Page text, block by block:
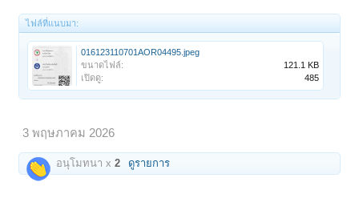
ไฟล์ที่แนบมา:
016123110701AOR04495.jpeg
ขนาดไฟล์:
121.1 KB
เปิดดู:
485
3 พฤษภาคม 2026
อนุโมทนา x2 ดูรายการ